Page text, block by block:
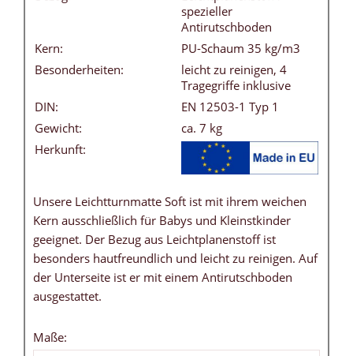
spezieller
Antirutschboden
Kern:
PU-Schaum 35 kg/m3
Besonderheiten:
leicht zu reinigen, 4
Tragegriffe inklusive
DIN:
EN 12503-1 Typ 1
Gewicht:
ca. 7 kg
Herkunft:
Unsere Leichtturnmatte Soft ist mit ihrem weichen
Kern ausschließlich für Babys und Kleinstkinder
geeignet. Der Bezug aus Leichtplanenstoff ist
besonders hautfreundlich und leicht zu reinigen. Auf
der Unterseite ist er mit einem Antirutschboden
ausgestattet.
Maße: